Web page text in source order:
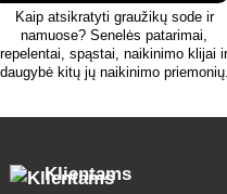
Kaip atsikratyti graužikų sode ir
namuose? Senelės patarimai,
repelentai, spąstai, naikinimo klijai
daugybė kitų jų naikinimo priemonių.
Klientams